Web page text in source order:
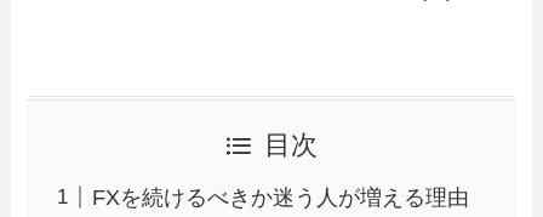
目次
FXを続けるべきか迷う人が増える理由